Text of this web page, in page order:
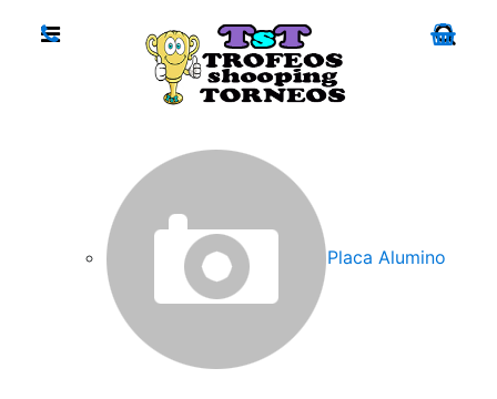
Placa Alumino